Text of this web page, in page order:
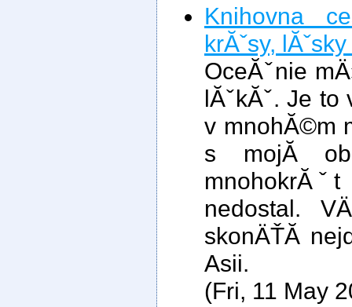
Knihovna
krĂˇsy,
OceĂˇnie
lĂˇkĂˇ. Je to
v mnohĂ©m
s mojĂ­
nedostal.
skonÄŤĂ­
Asii.
(Fri, 11 May